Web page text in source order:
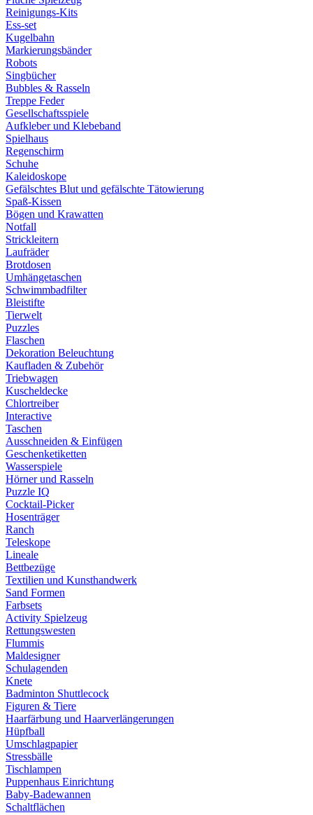
Reinigungs-Kits
Ess-set
Kugelbahn
Markierungsbänder
Robots
Singbücher
Bubbles & Rasseln
Treppe Feder
Gesellschaftsspiele
Aufkleber und Klebeband
Spielhaus
Regenschirm
Schuhe
Kaleidoskope
Gefälschtes Blut und gefälschte Tätowierung
Spaß-Kissen
Bögen und Krawatten
Notfall
Strickleitern
Laufräder
Brotdosen
Umhängetaschen
Schwimmbadfilter
Bleistifte
Tierwelt
Puzzles
Flaschen
Dekoration Beleuchtung
Kaufladen & Zubehör
Triebwagen
Kuscheldecke
Chlortreiber
Interactive
Taschen
Ausschneiden & Einfügen
Geschenketiketten
Wasserspiele
Hörner und Rasseln
Puzzle IQ
Cocktail-Picker
Hosenträger
Ranch
Teleskope
Lineale
Bettbezüge
Textilien und Kunsthandwerk
Sand Formen
Farbsets
Activity Spielzeug
Rettungswesten
Flummis
Maldesigner
Schulagenden
Knete
Badminton Shuttlecock
Figuren & Tiere
Haarfärbung und Haarverlängerungen
Hüpfball
Umschlagpapier
Stressbälle
Tischlampen
Puppenhaus Einrichtung
Baby-Badewannen
Schaltflächen